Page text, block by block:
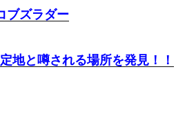
ブズラダー
地と噂される場所を発見！！